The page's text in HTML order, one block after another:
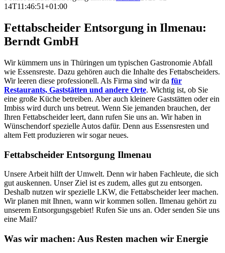
14T11:46:51+01:00
Fettabscheider Entsorgung in Ilmenau:
Berndt GmbH
Wir kümmern uns in Thüringen um typischen Gastronomie Abfall
wie Essensreste. Dazu gehören auch die Inhalte des Fettabscheiders.
Wir leeren diese professionell. Als Firma sind wir da für
Restaurants, Gaststätten und andere Orte. Wichtig ist, ob Sie
eine große Küche betreiben. Aber auch kleinere Gaststätten oder ein
Imbiss wird durch uns betreut. Wenn Sie jemanden brauchen, der
Ihren Fettabscheider leert, dann rufen Sie uns an. Wir haben in
Wünschendorf spezielle Autos dafür. Denn aus Essensresten und
altem Fett produzieren wir sogar neues.
Fettabscheider Entsorgung Ilmenau
Unsere Arbeit hilft der Umwelt. Denn wir haben Fachleute, die sich
gut auskennen. Unser Ziel ist es zudem, alles gut zu entsorgen.
Deshalb nutzen wir spezielle LKW, die Fettabscheider leer machen.
Wir planen mit Ihnen, wann wir kommen sollen. Ilmenau gehört zu
unserem Entsorgungsgebiet! Rufen Sie uns an. Oder senden Sie uns
eine Mail?
Was wir machen: Aus Resten machen wir Energie